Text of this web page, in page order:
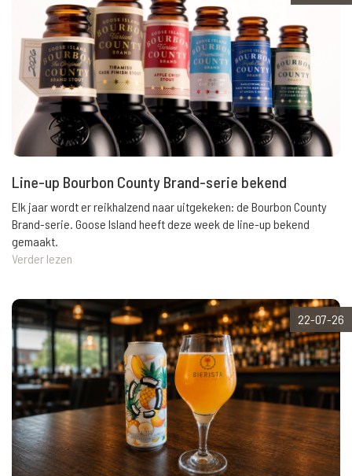
Line-up Bourbon County Brand-serie bekend
Elk jaar wordt er reikhalzend naar uitgekeken: de Bourbon County
Brand-serie. Goose Island heeft deze week de line-up bekend
gemaakt.
Verder lezen
22-07-26